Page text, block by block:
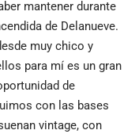
mantener durante
de Delanueve.
muy chico y
para mí es un gran
de
con las bases
vintage, con